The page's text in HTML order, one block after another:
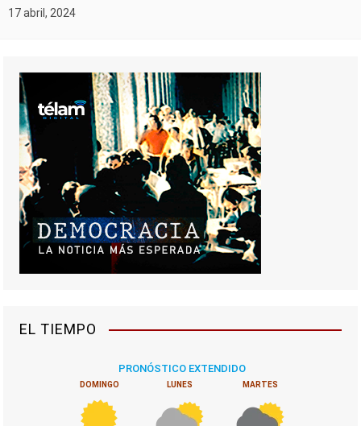
17 abril, 2024
EL TIEMPO